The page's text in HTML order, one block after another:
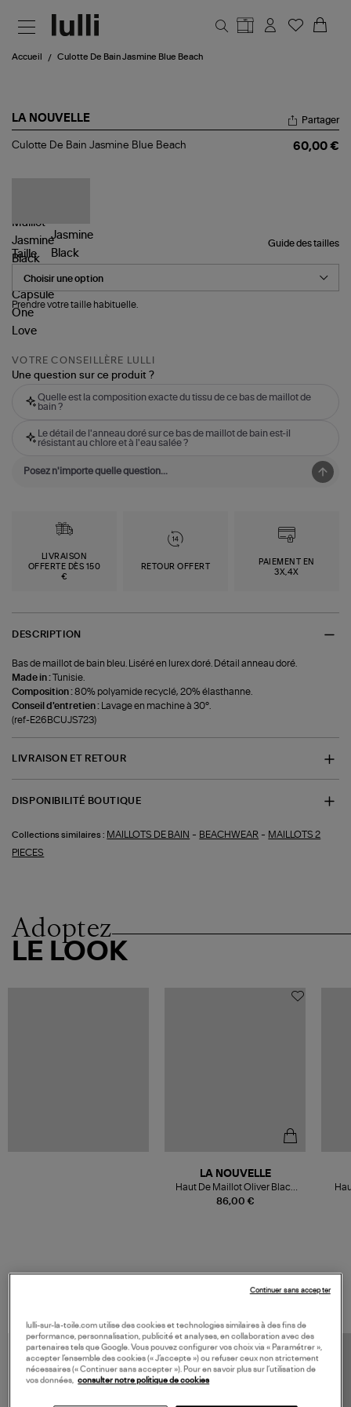
Accueil Culotte De Bain Jasmine Blue Beach
LA NOUVELLE
Culotte
Partager
Culotte De Bain Jasmine Blue Beach 60,00 €
Guide des tailles
Taille
Prendre votre taille habituelle.
VOTRE CONSEILLÈRE LULLI
Une question sur ce produit ?
Quelle est la composition exacte du tissu de ce bas de maillot de
bain ?
Le détail de l'anneau doré sur ce bas de maillot de bain est-il
résistant au chlore et à l'eau salée ?
LIVRAISON
OFFERTE DÈS 150
€
RETOUR OFFERT
PAIEMENT EN
3X,4X
DESCRIPTION
Bas de maillot de bain bleu. Liséré en lurex doré. Détail anneau doré.
Made in :Tunisie.
Composition :80% polyamide recyclé, 20% élasthanne.
Conseil d'entretien :
Lavage en machine à 30°.
(ref-E26BCUJS723)
LIVRAISON ET RETOUR
DISPONIBILITÉ BOUTIQUE
Collections similaires : MAILLOTS DE BAIN - BEACHWEAR - MAILLOTS 2
PIECES
Adoptez
LE LOOK
86,00 €
LA NOUVELLE
Haut De Maillot Oliver Black
Beach
lulli-sur-la-toile.com utilise des cookies et technologies similaires à des fins de
performance, personnalisation, publicité et analyses, en collaboration avec des
partenaires tels que Google. Vous pouvez configurer vos choix via « Paramétrer »,
accepter l’ensemble des cookies (« J’accepte ») ou refuser ceux non strictement
nécessaires (« Continuer sans accepter »). Pour en savoir plus sur l’utilisation de
vos données, consulter notre politique de cookies
Continuer sans accepter